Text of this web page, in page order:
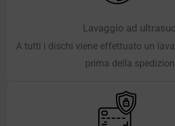
Lavaggio ad
A tutti i dischi viene effettuato un
prima della